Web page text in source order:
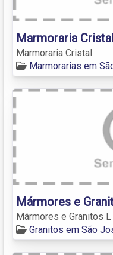
Marmoraria
Marmoraria Cristal
Marmorarias em
Mármores e
Mármores e Granitos L
Granitos em São